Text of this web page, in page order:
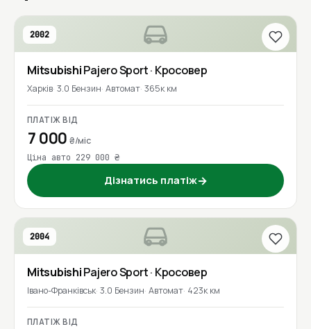
2002
MitsubishiPajero Sport· Кросовер
Харків 3.0 Бензин Автомат 365к км
ПЛАТІЖ ВІД
7 000₴/міс
Ціна авто 229 000 ₴
Дізнатись платіж→
2004
MitsubishiPajero Sport· Кросовер
Івано-Франківськ 3.0 Бензин Автомат 423к км
ПЛАТІЖ ВІД